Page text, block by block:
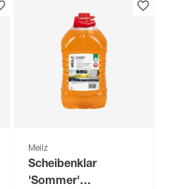
Meilz
Scheibenklar
'Sommer'